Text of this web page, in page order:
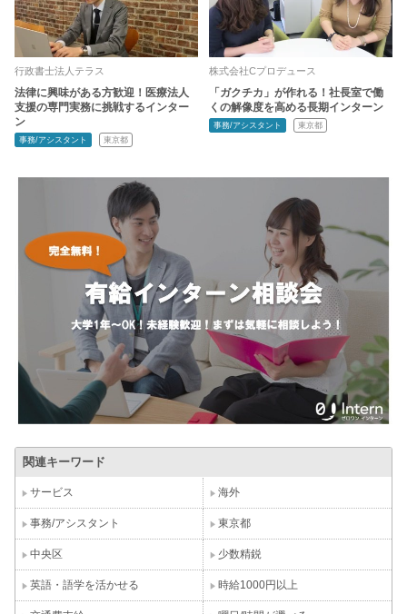
行政書士法人テラス
法律に興味がある方歓迎！医療法人
支援の専門実務に挑戦するインター
ン
事務/アシスタント 東京都
株式会社Cプロデュース
「ガクチカ」が作れる！社長室で働
くの解像度を高める長期インターン
事務/アシスタント 東京都
関連キーワード
サービス 海外
事務/アシスタント 東京都
中央区 少数精鋭
英語・語学を活かせる 時給1000円以上